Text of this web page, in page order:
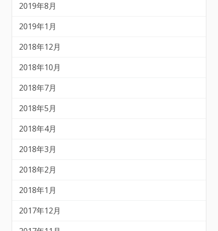
2019年8月
2019年1月
2018年12月
2018年10月
2018年7月
2018年5月
2018年4月
2018年3月
2018年2月
2018年1月
2017年12月